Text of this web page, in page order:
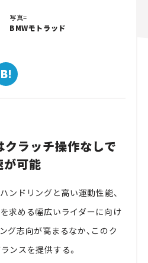
写真=
BMWモトラッド
ラッチ操作なしで
が可能
ンドリングと高い運動性能、
求める幅広いライダーに向け
グ志向が高まるなか、このク
ンスを提供する。